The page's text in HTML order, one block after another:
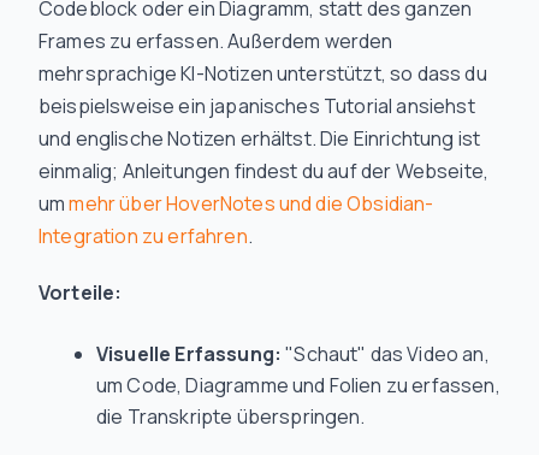
Codeblock oder ein Diagramm, statt des ganzen
Frames zu erfassen. Außerdem werden
mehrsprachige KI-Notizen unterstützt, so dass du
beispielsweise ein japanisches Tutorial ansiehst
und englische Notizen erhältst. Die Einrichtung ist
einmalig; Anleitungen findest du auf der Webseite,
ummehr über HoverNotes und die Obsidian-
Integration zu erfahren.
Vorteile:
Visuelle Erfassung: "Schaut" das Video an,
um Code, Diagramme und Folien zu erfassen,
die Transkripte überspringen.